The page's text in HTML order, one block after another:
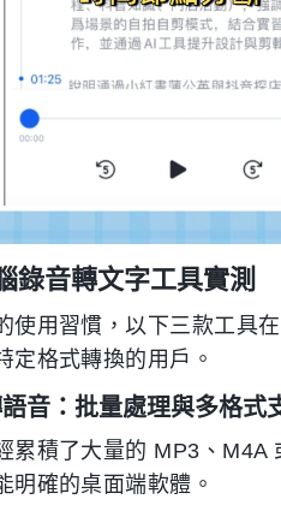
錄音轉文字工具實測
使用習慣，以下三款工具
定格式轉換的用戶。
音：批量處理與多格式
累積了大量的 MP3、
明確的桌面端軟體。